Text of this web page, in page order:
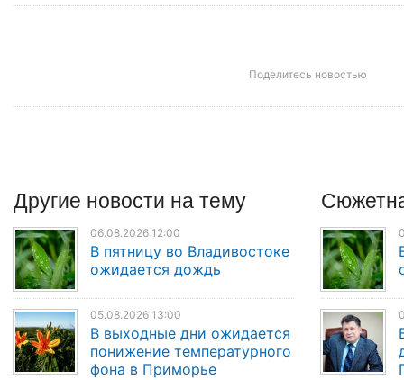
Поделитесь новостью
Другие новости на тему
06.08.2026 12:00
В пятницу во Владивостоке
ожидается дождь
05.08.2026 13:00
В выходные дни ожидается
понижение температурного
фона в Приморье